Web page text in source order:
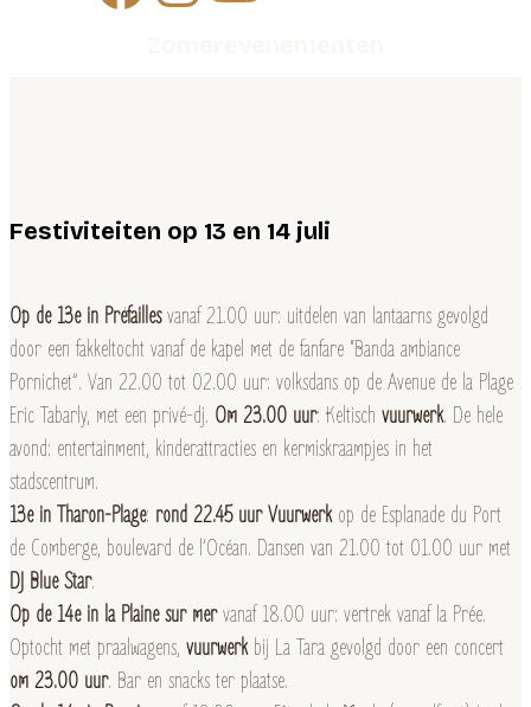
Festiviteiten op 13 en 14 juli
Op de 13e in Préfaillesvanaf 21.00 uur: uitdelen van lantaarns gevolgd
door een fakkeltocht vanaf de kapel met de fanfare “Banda ambiance
Pornichet”. Van 22.00 tot 02.00 uur: volksdans op de Avenue de la Plage
Eric Tabarly, met een privé-dj. Om 23.00 uur: Keltisch vuurwerk. De hele
avond: entertainment, kinderattracties en kermiskraampjes in het
stadscentrum.
13e in Tharon-Plage: rond 22.45 uur Vuurwerkop de Esplanade du Port
de Comberge, boulevard de l’Océan. Dansen van 21.00 tot 01.00 uur met
DJ Blue Star.
Op de 14e in la Plaine sur mervanaf 18.00 uur: vertrek vanaf la Prée.
Optocht met praalwagens, vuurwerkbij La Tara gevolgd door een concert
om 23.00 uur. Bar en snacks ter plaatse.